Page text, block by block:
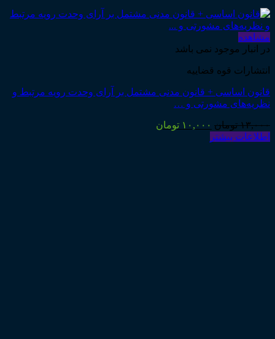
مشاهده
در انبار موجود نمی باشد
انتشارات قوه قضاییه
قانون اساسی + قانون مدنی مشتمل بر آرای وحدت رویه مرتبط و
نظریه‌های مشورتی و …
۱۳,۰۰۰ تومان قیمت
۱۰,۰۰۰ تومان
اطلاعات بیشتر